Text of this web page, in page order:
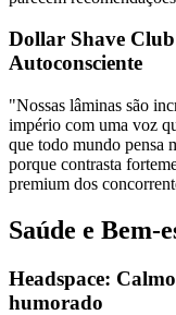
Dollar Shave
Autoconsciente
"Nossas lâminas são
império com uma voz
que todo mundo pensa
porque contrasta
premium dos
Saúde e Bem-
Headspace:
humorado